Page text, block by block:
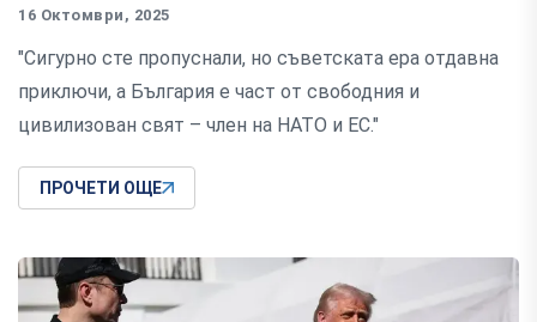
16 Октомври, 2025
"Сигурно сте пропуснали, но съветската ера отдавна
приключи, а България е част от свободния и
цивилизован свят – член на НАТО и ЕС."
ПРОЧЕТИ ОЩЕ